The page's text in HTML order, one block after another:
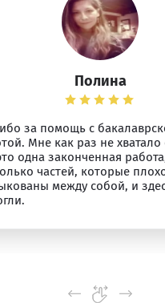
Полина
за помощь с
Мне как раз не
одна законченная
частей, которые
между собой, и